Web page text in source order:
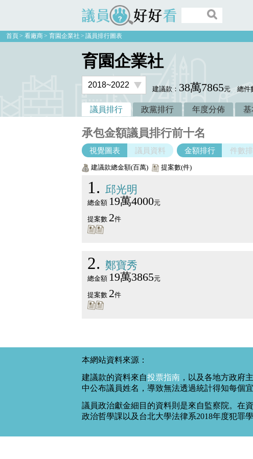
議員好好看
首頁 看廠商 育園企業社 議員排行圖表
育園企業社
建議款： 38萬7865元 總件
議員排行 政黨排行 年度分佈 基
承包金額議員排行前十名
視覺圖表 議員資料 金額排行 件數
建議款總金額(百萬) 提案數(件)
1 邱光明
總金額 19萬4000元
提案數 2件
2 鄭寶秀
總金額 19萬3865元
提案數 2件
本網站資料來源：
建議款的資料來自投票指南 ，以及各地方政府
中公布議員姓名，導致無法透過統計得知每個
議員政治獻金細目的資料則是來自監察院。在
政治哲學課以及台北大學法律系2018年度犯罪